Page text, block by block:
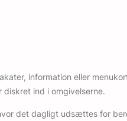
information eller
ind i omgivelserne.
det dagligt udsættes for